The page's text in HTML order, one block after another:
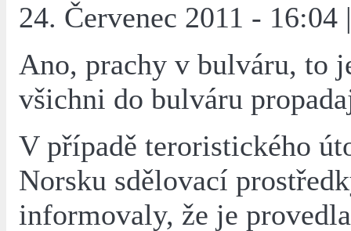
24. Červenec 2011 - 16:04
Ano, prachy v bulváru, to
všichni do bulváru
V případě teroristického
Norsku sdělovací
informovaly, že je provedla